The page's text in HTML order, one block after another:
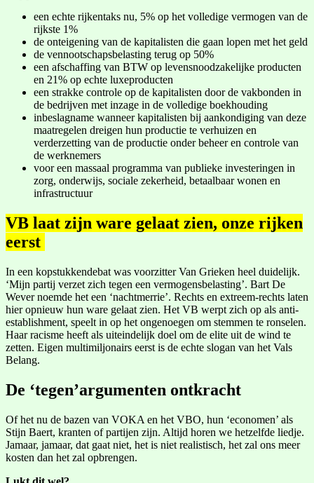
een echte rijkentaks nu, 5% op het volledige vermogen van de
rijkste 1%
de onteigening van de kapitalisten die gaan lopen met het geld
de vennootschapsbelasting terug op 50%
een afschaffing van BTW op levensnoodzakelijke producten
en 21% op echte luxeproducten
een strakke controle op de kapitalisten door de vakbonden in
de bedrijven met inzage in de volledige boekhouding
inbeslagname wanneer kapitalisten bij aankondiging van deze
maatregelen dreigen hun productie te verhuizen en
verderzetting van de productie onder beheer en controle van
de werknemers
voor een massaal programma van publieke investeringen in
zorg, onderwijs, sociale zekerheid, betaalbaar wonen en
infrastructuur
VB laat zijn ware gelaat zien, onze rijken
eerst
In een kopstukkendebat was voorzitter Van Grieken heel duidelijk.
‘Mijn partij verzet zich tegen een vermogensbelasting’. Bart De
Wever noemde het een ‘nachtmerrie’. Rechts en extreem-rechts laten
hier opnieuw hun ware gelaat zien. Het VB werpt zich op als anti-
establishment, speelt in op het ongenoegen om stemmen te ronselen.
Haar racisme heeft als uiteindelijk doel om de elite uit de wind te
zetten. Eigen multimiljonairs eerst is de echte slogan van het Vals
Belang.
De ‘tegen’argumenten ontkracht
Of het nu de bazen van VOKA en het VBO, hun ‘economen’ als
Stijn Baert, kranten of partijen zijn. Altijd horen we hetzelfde liedje.
Jamaar, jamaar, dat gaat niet, het is niet realistisch, het zal ons meer
kosten dan het zal opbrengen.